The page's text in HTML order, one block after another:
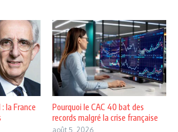
la France
Pourquoi le CAC 40 bat des
records malgré la crise française
août 5, 2026